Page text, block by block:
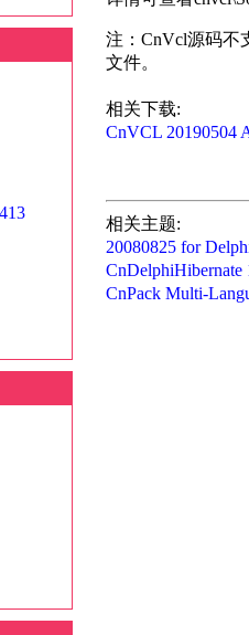
注：CnVcl源码不
文件。
相关下载:
CnVCL 20190504
相关主题:
20080825 for
CnDelphiHibernate
CnPack Multi-